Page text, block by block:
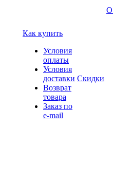
Как купить
Условия
оплаты
Условия
доставки
Возврат
товара
Заказ по
e-mail
Скидки
О